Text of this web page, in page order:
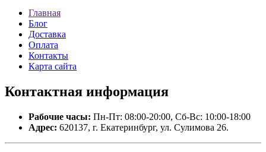
Главная
Блог
Доставка
Оплата
Контакты
Карта сайта
Контактная информация
Рабочие часы: Пн-Пт: 08:00-20:00, Сб-Вс: 10:00-18:00
Адрес: 620137, г. Екатеринбург, ул. Сулимова 26.